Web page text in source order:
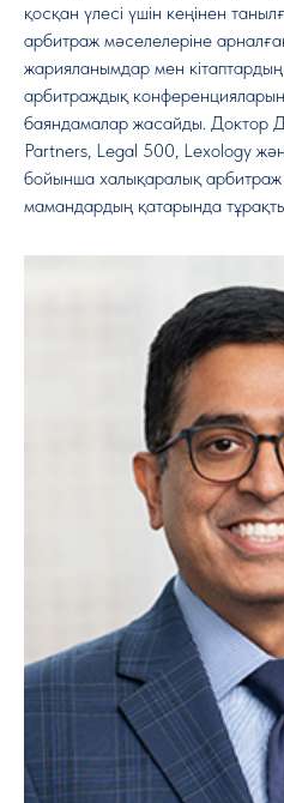
қосқан үлесі үшін кеңінен
арбитраж мәселелеріне
жарияланымдар мен кітаптардың
арбитраждық
баяндамалар жасайды. Доктор
Partners, Legal 500, Lexology
бойынша халықаралық
мамандардың қатарында